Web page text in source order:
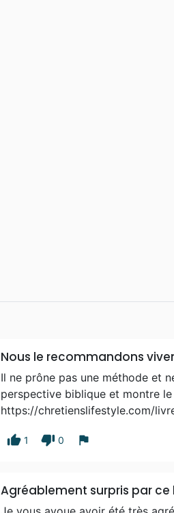
Nous le recommandons
Il ne prône pas une méthode et
perspective biblique et montre
https://chretienslifestyle.com/
thumb_up 1 thumb_down 0 flag
Agréablement surpris par ce